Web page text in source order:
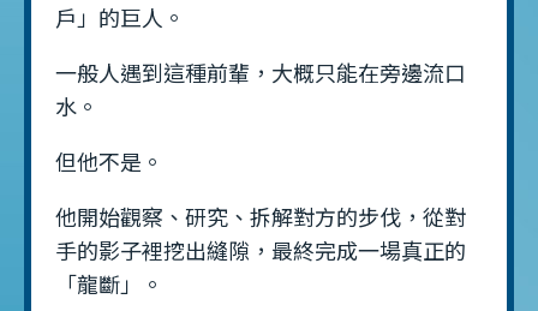
戶」的巨人。
一般人遇到這種前輩，大概只能在旁邊流口
水。
但他不是。
他開始觀察、研究、拆解對方的步伐，從對
手的影子裡挖出縫隙，最終完成一場真正的
「龍斷」。